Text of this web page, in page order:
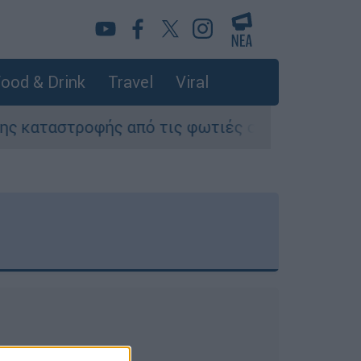
& Drink Travel Viral
από τις φωτιές στη Δυτική Αττική -